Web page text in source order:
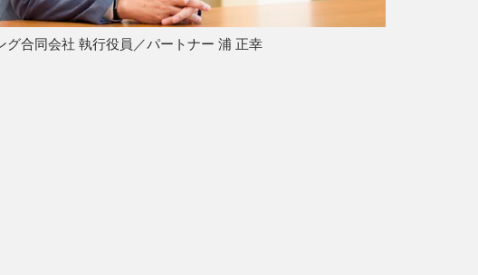
グ合同会社 執行役員／パートナー 浦 正幸